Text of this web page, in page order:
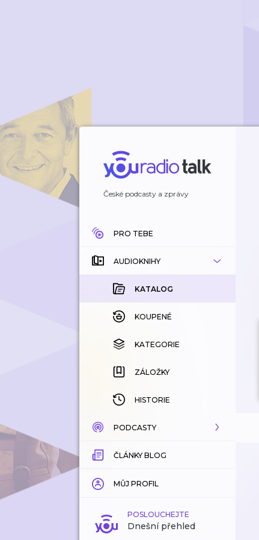
České podcasty a zprávy
PRO TEBE
AUDIOKNIHY
KATALOG
KOUPENÉ
KATEGORIE
ZÁLOŽKY
HISTORIE
PODCASTY
KATALOG
KATEGORIE
ZÁLOŽKY
ČLÁNKY BLOG
MŮJ PROFIL
POSLOUCHEJTE
Dnešní přehled